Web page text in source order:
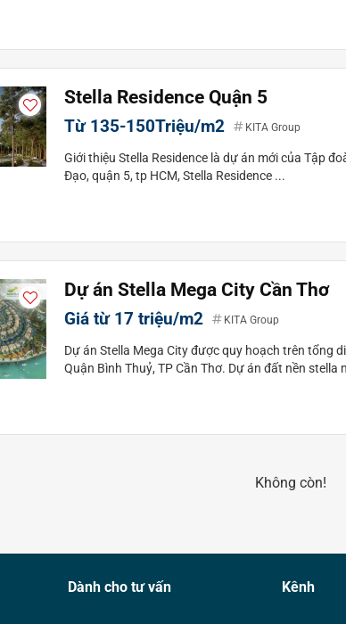
Stella Residence Quận 5
Từ 135-150Triệu/m2 KITA Group
Giới thiệu Stella Residence là dự án mới của Tập
Đạo, quận 5, tp HCM, Stella Residence ...
Dự án Stella Mega City Cần Thơ
Giá từ 17 triệu/m2 KITA Group
Dự án Stella Mega City được quy hoạch trên tổng
Quận Bình Thuỷ, TP Cần Thơ. Dự án đất nền stella
Không còn!
Dành cho tư vấn Kênh